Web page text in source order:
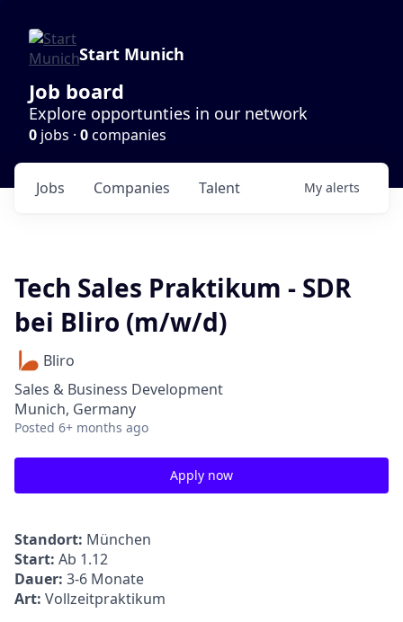
Start Munich
Job board
Explore opportunties in our network
0 jobs · 0companies
Jobs Companies Talent My alerts
Tech Sales Praktikum - SDR
bei Bliro (m/w/d)
Bliro
Sales & Business Development
Munich, Germany
Posted 6+ months ago
Apply now
Standort: München
Start: Ab 1.12
Dauer: 3-6 Monate
Art: Vollzeitpraktikum